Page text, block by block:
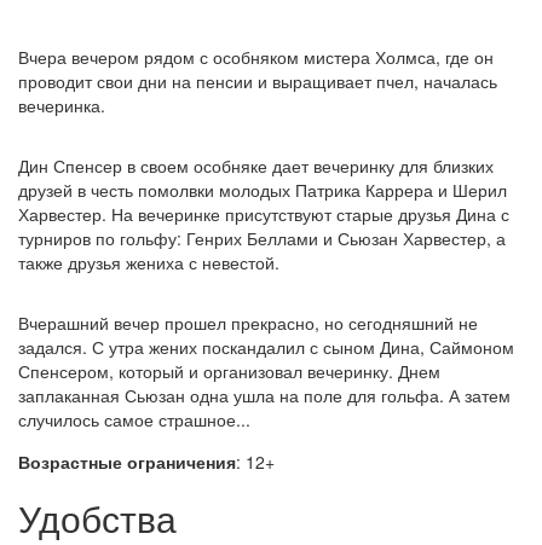
Вчера вечером рядом с особняком мистера Холмса, где он
проводит свои дни на пенсии и выращивает пчел, началась
вечеринка.
Дин Спенсер в своем особняке дает вечеринку для близких
друзей в честь помолвки молодых Патрика Каррера и Шерил
Харвестер. На вечеринке присутствуют старые друзья Дина с
турниров по гольфу: Генрих Беллами и Сьюзан Харвестер, а
также друзья жениха с невестой.
Вчерашний вечер прошел прекрасно, но сегодняшний не
задался. С утра жених поскандалил с сыном Дина, Саймоном
Спенсером, который и организовал вечеринку. Днем
заплаканная Сьюзан одна ушла на поле для гольфа. А затем
случилось самое страшное...
Возрастные ограничения: 12+
Удобства